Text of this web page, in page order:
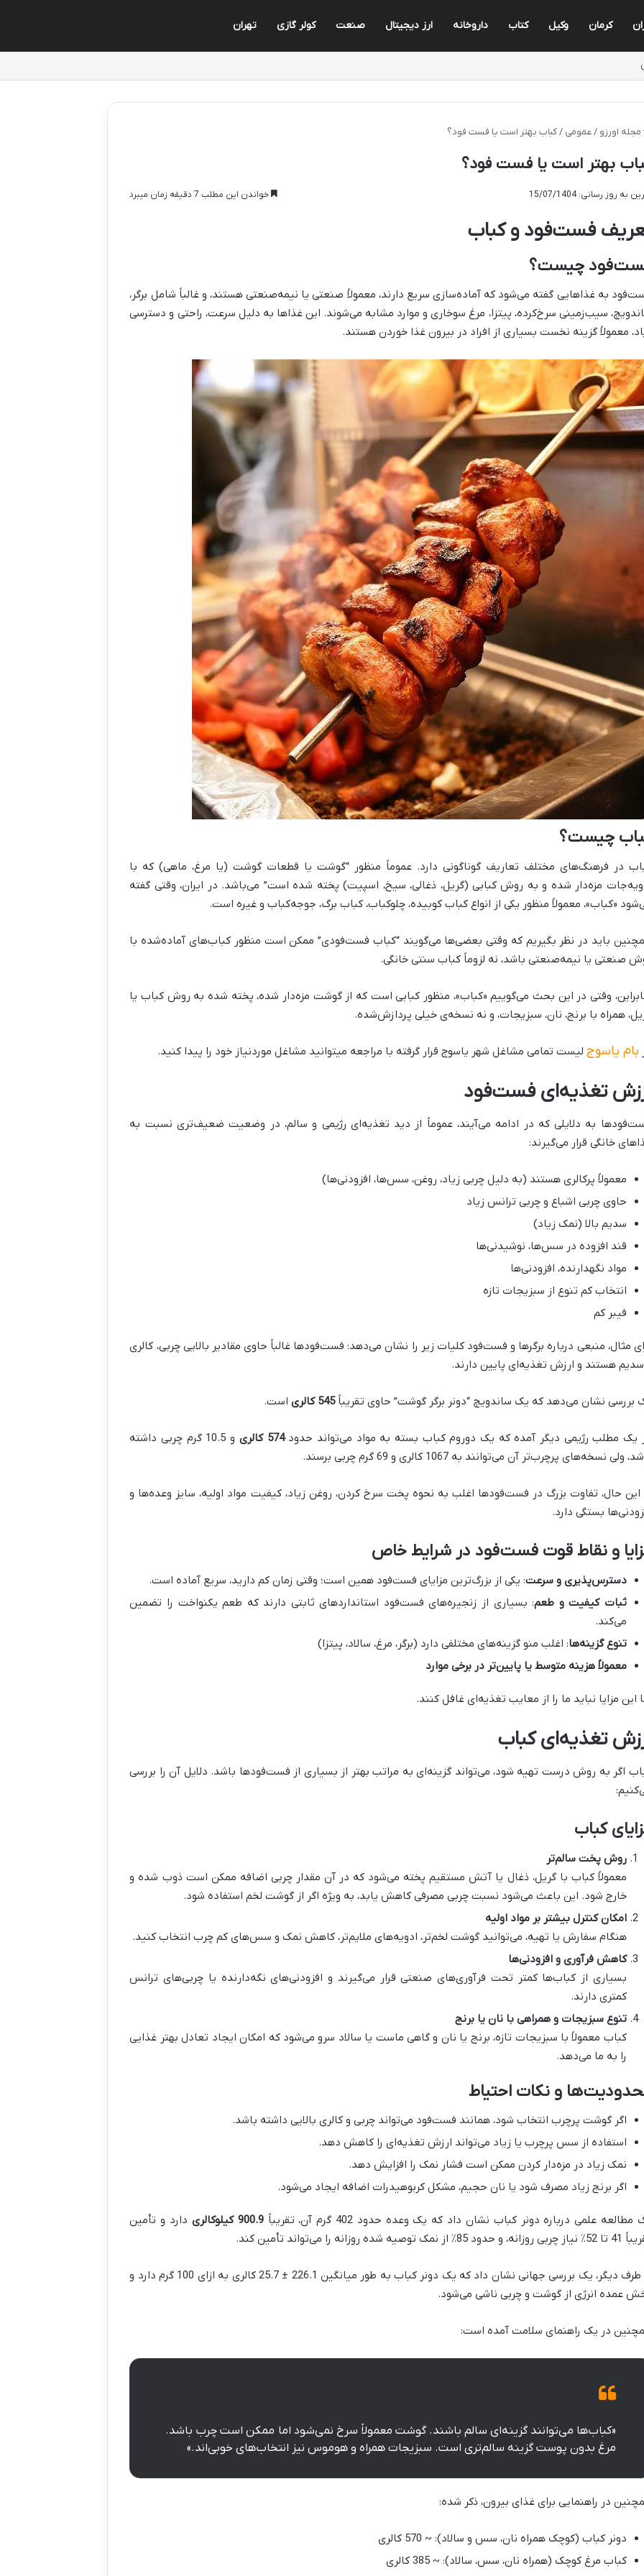
کرمان وکیل کتاب داروخانه ارز دیجیتال صنعت کولر گازی تهران
مجله اورزو /عمومی /کباب بهتر است یا فست فود؟
بهتر است یا فست فود؟
به روز رسانی: 15/07/1404 خواندن این مطلب 7 دقیقه زمان میبرد
فست‌فود و کباب
چیست؟
به غذاهایی گفته می‌شود که آماده‌سازی سریع دارند، معمولاً صنعتی یا نیمه‌صنعتی هستند، و غالباً شامل برگر،
سیب‌زمینی سرخ‌کرده، پیتزا، مرغ سوخاری و موارد مشابه می‌شوند. این غذاها به دلیل سرعت، راحتی و دسترسی
معمولاً گزینه نخست بسیاری از افراد در بیرون غذا خوردن هستند.
چیست؟
در فرهنگ‌های مختلف تعاریف گوناگونی دارد. عموماً منظور “گوشت یا قطعات گوشت (یا مرغ، ماهی) که با
مزه‌دار شده و به روش کبابی (گریل، ذغالی، سیخ، اسپیت) پخته شده است” می‌باشد. در ایران، وقتی گفته
«کباب»، معمولاً منظور یکی از انواع کباب‌ کوبیده، چلوکباب، کباب برگ، جوجه‌کباب و غیره است.
باید در نظر بگیریم که وقتی بعضی‌ها می‌گویند “کباب فست‌فودی” ممکن است منظور کباب‌های آماده‌شده با
صنعتی یا نیمه‌صنعتی باشد، نه لزوماً کباب سنتی خانگی.
وقتی در این بحث می‌گوییم «کباب»، منظور کبابی است که از گوشت مزه‌دار شده، پخته شده به روش کباب یا
همراه با برنج، نان، سبزیجات، و نه نسخه‌ی خیلی پردازش‌شده.
بام یاسوج لیست تمامی مشاغل شهر یاسوج قرار گرفته با مراجعه میتوانید مشاغل موردنیاز خود را پیدا کنید.
تغذیه‌ای فست‌فود
به دلایلی که در ادامه می‌آیند، عموماً از دید تغذیه‌ای رژیمی و سالم، در وضعیت ضعیف‌تری نسبت به
خانگی قرار می‌گیرند:
معمولاً پرکالری هستند (به دلیل چربی زیاد، روغن، سس‌ها، افزودنی‌ها)
حاوی چربی اشباع و چربی ترانس زیاد
سدیم بالا (نمک زیاد)
قند افزوده در سس‌ها، نوشیدنی‌ها
مواد نگهدارنده، افزودنی‌ها
انتخاب کم تنوع از سبزیجات تازه
فیبر کم
مثال، منبعی درباره برگرها و فست‌فود کلیات زیر را نشان می‌دهد: فست‌فودها غالباً حاوی مقادیر بالایی چربی، کالری
هستند و ارزش تغذیه‌ای پایین دارند.
بررسی نشان می‌دهد که یک ساندویچ “دونر برگر گوشت” حاوی تقریباً545 کالری است.
یک مطلب رژیمی دیگر آمده که یک دوروم کباب بسته به مواد می‌تواند حدود574 کالری
و 10.5 گرم چربی داشته
ولی نسخه‌های پرچرب‌تر آن می‌توانند به 1067 کالری و 69 گرم چربی برسند.
این حال، تفاوت بزرگ در فست‌فودها اغلب به نحوه پخت سرخ کردن، روغن زیاد، کیفیت مواد اولیه، سایز وعده‌ها و
بستگی دارد.
و نقاط قوت فست‌فود در شرایط خاص
دسترس‌پذیری و سرعت: یکی از بزرگ‌ترین مزایای فست‌فود همین است؛ وقتی زمان کم دارید، سریع آماده است.
ثبات کیفیت و طعم: بسیاری از زنجیره‌های فست‌فود استانداردهای ثابتی دارند که طعم یکنواخت را تضمین
می‌کند.
تنوع گزینه‌ها: اغلب منو گزینه‌های مختلفی دارد (برگر، مرغ، سالاد، پیتزا)
معمولاً هزینه متوسط یا پایین‌تر در برخی موارد
این مزایا نباید ما را از معایب تغذیه‌ای غافل کنند.
تغذیه‌ای کباب
اگر به روش درست تهیه شود، می‌تواند گزینه‌ای به مراتب بهتر از بسیاری از فست‌فودها باشد. دلایل آن را بررسی
کباب
روش پخت سالم‌تر
معمولاً کباب با گریل، ذغال یا آتش مستقیم پخته می‌شود که در آن مقدار چربی اضافه ممکن است ذوب شده و
خارج شود. این باعث می‌شود نسبت چربی مصرفی کاهش یابد، به ویژه اگر از گوشت لخم استفاده شود.
امکان کنترل بیشتر بر مواد اولیه
هنگام سفارش یا تهیه، می‌توانید گوشت لخم‌تر، ادویه‌های ملایم‌تر، کاهش نمک و سس‌های کم چرب انتخاب کنید.
کاهش فرآوری و افزودنی‌ها
بسیاری از کباب‌ها کمتر تحت فرآوری‌های صنعتی قرار می‌گیرند و افزودنی‌های نگه‌دارنده یا چربی‌های ترانس
کمتری دارند.
تنوع سبزیجات و همراهی با نان یا برنج
کباب معمولاً با سبزیجات تازه، برنج یا نان و گاهی ماست یا سالاد سرو می‌شود که امکان ایجاد تعادل بهتر غذایی
را به ما می‌دهد.
و نکات احتیاط
اگر گوشت پرچرب انتخاب شود، همانند فست‌فود می‌تواند چربی و کالری بالایی داشته باشد.
استفاده از سس پرچرب یا زیاد می‌تواند ارزش تغذیه‌ای را کاهش دهد.
نمک زیاد در مزه‌دار کردن ممکن است فشار نمک را افزایش دهد.
اگر برنج زیاد مصرف شود یا نان حجیم، مشکل کربوهیدرات اضافه ایجاد می‌شود.
مطالعه علمی درباره دونر کباب نشان داد که یک وعده حدود 402 گرم آن، تقریباً 900.9 کیلوکالری
دارد و تأمین
و حدود 85٪ از نمک توصیه شده روزانه را می‌تواند تأمین کند.
از طرف دیگر، یک بررسی جهانی نشان داد که یک دونر کباب به طور میانگین 226.1 ± 25.7 کالری به ازای 100 گرم دارد و
عمده انرژی از گوشت و چربی ناشی می‌شود.
در یک راهنمای سلامت آمده است:
«کباب‌ها می‌توانند گزینه‌ای سالم باشند. گوشت معمولاً سرخ نمی‌شود اما ممکن است چرب باشد.
مرغ بدون پوست گزینه سالم‌تری است. سبزیجات همراه و هوموس نیز انتخاب‌های خوبی‌اند.»
در راهنمایی برای غذای بیرون، ذکر شده:
دونر کباب (کوچک همراه نان، سس و سالاد): ~ 570 کالری
کباب مرغ کوچک (همراه نان، سس، سالاد): ~ 385 کالری